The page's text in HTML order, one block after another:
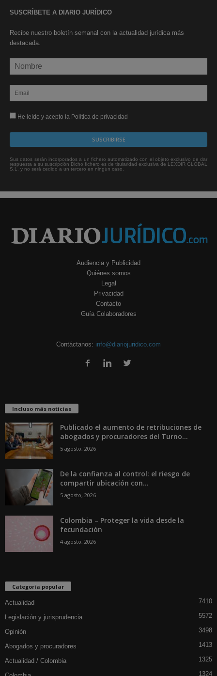
SUSCRÍBETE A DIARIO JURÍDICO
Recibe nuestro boletín semanal con la actualidad jurídica más
destacada.
He leído y acepto la Política de privacidad
Sus datos serán incorporados a un fichero automatizado con el objeto exclusivo de dar
respuesta a su suscripción Dicho fichero es de titularidad exclusiva de LEXDIR GLOBAL
S.L. y no será cedido a un tercero en ningún caso.
Audiencia y Publicidad
Quiénes somos
Legal
Privacidad
Contacto
Guía Colaboradores
Contáctanos: info@diariojuridico.com
Incluso más noticias
Publicado el aumento de retribuciones de
abogados y procuradores del Turno...
5 agosto, 2026
De la confianza al control: el riesgo de
compartir ubicación con...
5 agosto, 2026
Colombia – Proteger la vida desde la
fecundación
4 agosto, 2026
Categoría popular
Actualidad 7410
Legislación y jurisprudencia 5572
Opinión 3498
Abogados y procuradores 1413
Actualidad / Colombia 1325
1324